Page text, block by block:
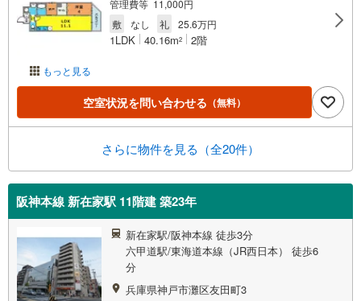
もっと見る
管理費等 11,000円
敷
なし 礼 25.6万円
1LDK 40.16m2 2階
空室状況を問い合わせる （無料）
さらに物件を見る（全20件）
阪神本線 新在家駅 11階建 築23年
新在家駅/阪神本線 徒歩3分
六甲道駅/東海道本線（JR西日本） 徒歩6
分
兵庫県神戸市灘区友田町3